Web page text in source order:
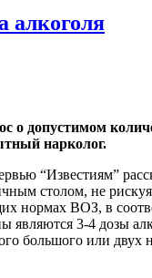
алкоголя
о допустимом
нарколог.
“Известиям”
столом, не
нормах ВОЗ, в
3-4 дозы
большого или